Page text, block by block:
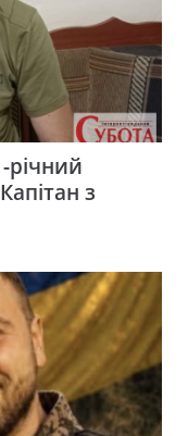
річний
з